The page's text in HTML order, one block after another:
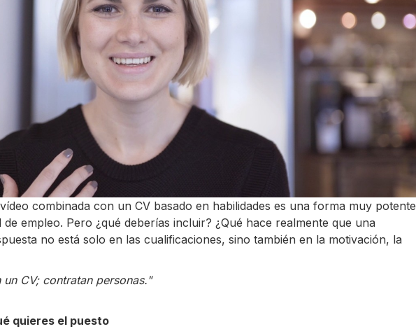
combinada con un CV basado en habilidades es una forma muy potente
empleo. Pero ¿qué deberías incluir? ¿Qué hace realmente que una
no está solo en las cualificaciones, sino también en la motivación, la
CV; contratan personas."
quieres el puesto